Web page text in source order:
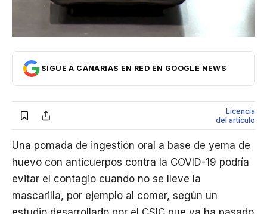
SIGUE A CANARIAS EN RED EN GOOGLE NEWS
Licencia
del artículo
Una pomada de ingestión oral a base de yema de
huevo con anticuerpos contra la COVID-19 podría
evitar el contagio cuando no se lleve la
mascarilla, por ejemplo al comer, según un